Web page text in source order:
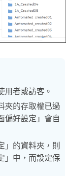
用者或訪客。
夾的存取權已過
偏好設定」會自
」的資料夾，則
」中，而設定保